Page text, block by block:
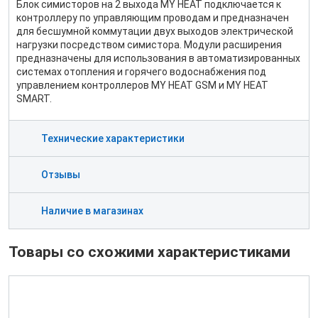
Блок симисторов на 2 выхода MY HEAT подключается к
контроллеру по управляющим проводам и предназначен
для бесшумной коммутации двух выходов электрической
нагрузки посредством симистора. Модули расширения
предназначены для использования в автоматизированных
системах отопления и горячего водоснабжения под
управлением контроллеров MY HEAT GSM и MY HEAT
SMART.
Технические характеристики
Отзывы
Наличие в магазинах
Товары со схожими характеристиками